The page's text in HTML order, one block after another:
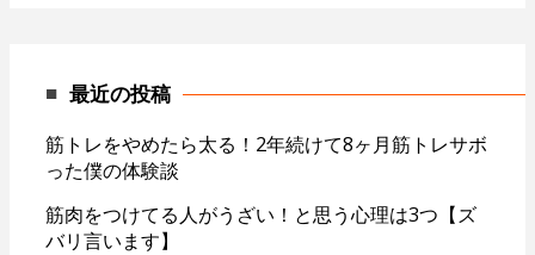
最近の投稿
筋トレをやめたら太る！2年続けて8ヶ月筋トレサボ
った僕の体験談
筋肉をつけてる人がうざい！と思う心理は3つ【ズ
バリ言います】